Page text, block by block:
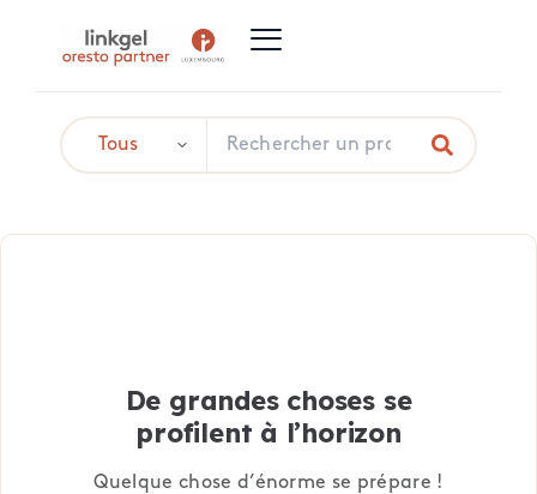
De grandes choses se
profilent à l’horizon
Quelque chose d’énorme se prépare !